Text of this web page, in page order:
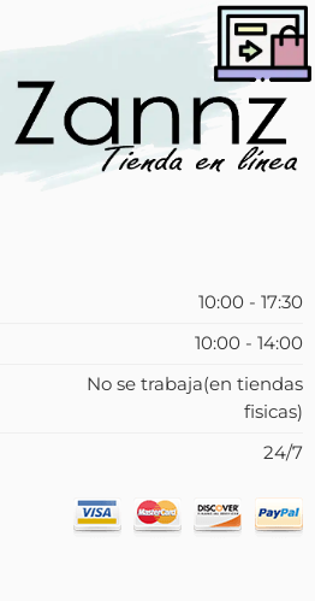
10:00 - 17:30
10:00 - 14:00
No se trabaja(en tiendas
fisicas)
24/7